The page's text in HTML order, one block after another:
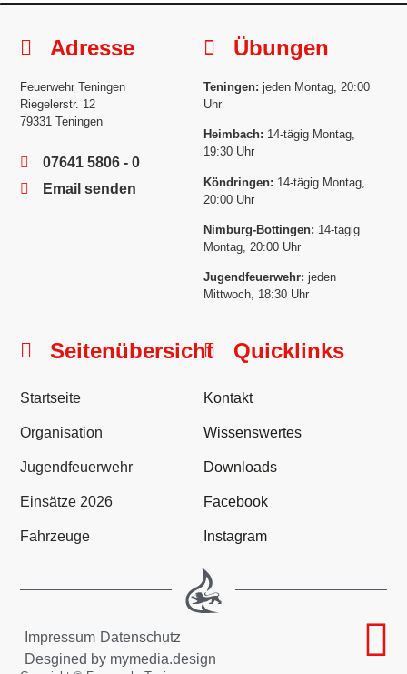
Adresse
Feuerwehr Teningen
Riegelerstr. 12
79331 Teningen
07641 5806 - 0
Email senden
Übungen
Teningen: jeden Montag, 20:00
Uhr
Heimbach: 14-tägig Montag,
19:30 Uhr
Köndringen: 14-tägig Montag,
20:00 Uhr
Nimburg-Bottingen: 14-tägig
Montag, 20:00 Uhr
Jugendfeuerwehr: jeden
Mittwoch, 18:30 Uhr
Seitenübersicht
Startseite
Organisation
Jugendfeuerwehr
Einsätze 2026
Fahrzeuge
Quicklinks
Kontakt
Wissenswertes
Downloads
Facebook
Instagram
Impressum Datenschutz
Desgined by mymedia.design